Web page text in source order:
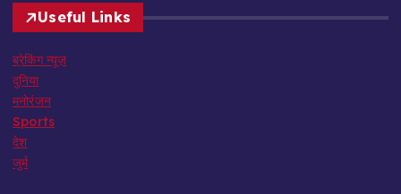
Useful Links
ब्रेकिंग न्यूज़
दुनिया
मनोरंजन
Sports
देश
जुर्म